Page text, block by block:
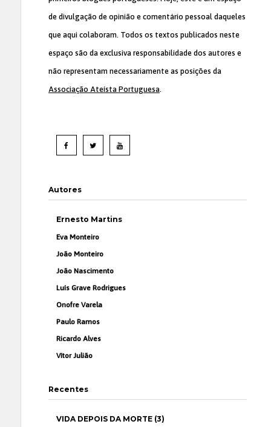
de divulgação de opinião e comentário pessoal daqueles
que aqui colaboram. Todos os textos publicados neste
espaço são da exclusiva responsabilidade dos autores e
não representam necessariamente as posições da
Associação Ateísta Portuguesa.
Autores
Ernesto Martins
Eva Monteiro
João Monteiro
João Nascimento
Luís Grave Rodrigues
Onofre Varela
Paulo Ramos
Ricardo Alves
Vítor Julião
Recentes
VIDA DEPOIS DA MORTE (3)